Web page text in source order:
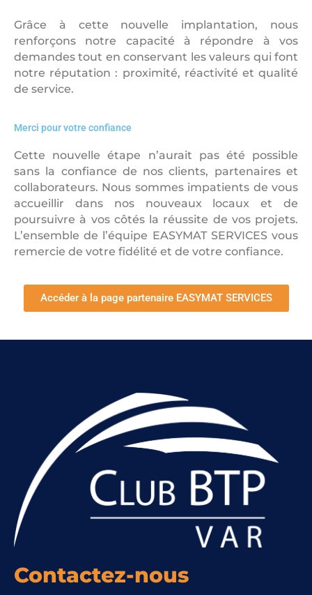
Grâce à cette nouvelle implantation, nous
renforçons notre capacité à répondre à vos
demandes tout en conservant les valeurs qui font
notre réputation : proximité, réactivité et qualité
de service.
Merci pour votre confiance
Cette nouvelle étape n’aurait pas été possible
sans la confiance de nos clients, partenaires et
collaborateurs. Nous sommes impatients de vous
accueillir dans nos nouveaux locaux et de
poursuivre à vos côtés la réussite de vos projets.
L’ensemble de l’équipe EASYMAT SERVICES vous
remercie de votre fidélité et de votre confiance.
Accéder à la page partenaire EASYMAT SERVICES
Contactez-nous